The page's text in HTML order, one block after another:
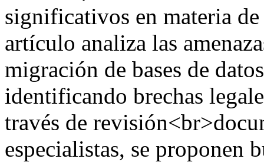
significativos en materia
artículo analiza las
migración de bases de
identificando brechas
través de
especialistas, se proponen